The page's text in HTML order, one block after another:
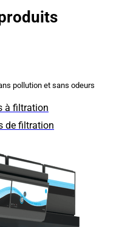
pollution et sans odeurs
à filtration
de filtration